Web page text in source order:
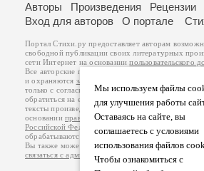
Мы используем файлы
для улучшения работы
Оставаясь на сайте, вы
соглашаетесь с условиями
использования файлов
Чтобы ознакомиться с
Авторы Произведения Рецензии
Вход для авторов
О портале
Портал Стихи.ру предоставляет авторам
свободной публикации своих литературных
сети Интернет на основаниипользовательского
Все авторские права на произведения
и охраняются законом
. Перепечатка
только с согласия его автора, к которому вы
обратиться на его авторской странице.
тексты произведений авторы несут
основанииправил публикацииизаконодательства
Российской Федерации
обрабатываются на основанииПолитики
Вы также можете посмотреть более подробную
связаться с администрацией